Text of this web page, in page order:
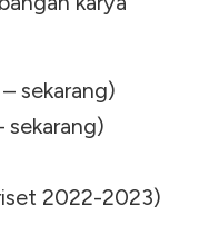
sekarang)
sekarang)
2022-2023)